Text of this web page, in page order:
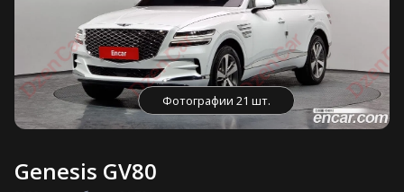
Фотографии 21 шт.
Genesis GV80